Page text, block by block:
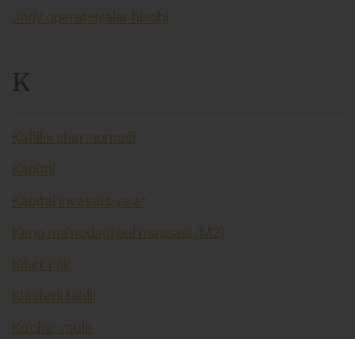
Joriy operatsiyalar hisobi
K
Kafillik shartnomasi
Kapital
Kapital investitsiyalar
Keng ma’nodagi pul massasi (M2)
Kiber-risk
Klasterli tahlil
Ko’char mulk